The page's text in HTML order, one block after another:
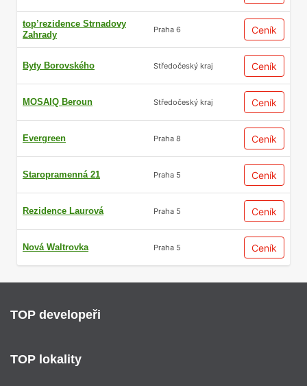
top’rezidence Strnadovy
Zahrady
Praha 6 Ceník
Byty Borovského Středočeský kraj Ceník
MOSAIQ Beroun Středočeský kraj Ceník
Evergreen Praha 8 Ceník
Staropramenná 21 Praha 5 Ceník
Rezidence Laurová Praha 5 Ceník
Nová Waltrovka Praha 5 Ceník
TOP developeři
TOP lokality